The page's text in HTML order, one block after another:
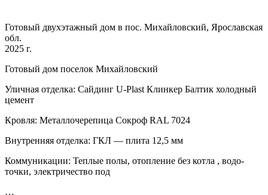
Готовый двухэтажный дом в пос. Михайловский, Ярославская
обл.
2025 г.
Готовый дом поселок Михайловский
Уличная отделка: Сайдинг U-Plast Клинкер Балтик холодный
цемент
Кровля: Металлочерепица Сокроф RAL 7024
Внутренняя отделка: ГКЛ — плита 12,5 мм
Коммуникации: Теплые полы, отопление без котла , водо-
точки, электричество под
…